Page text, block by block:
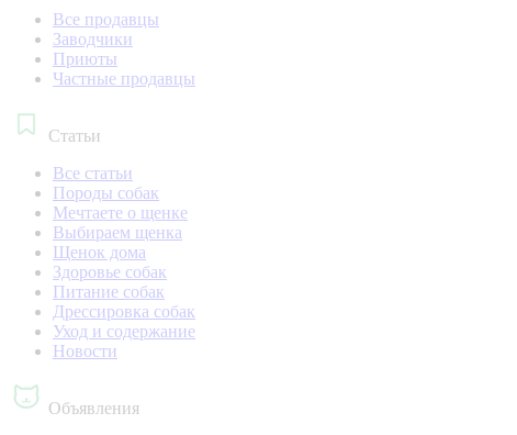
Все продавцы
Заводчики
Приюты
Частные продавцы
Статьи
Все статьи
Породы собак
Мечтаете о щенке
Выбираем щенка
Щенок дома
Здоровье собак
Питание собак
Дрессировка собак
Уход и содержание
Новости
Объявления